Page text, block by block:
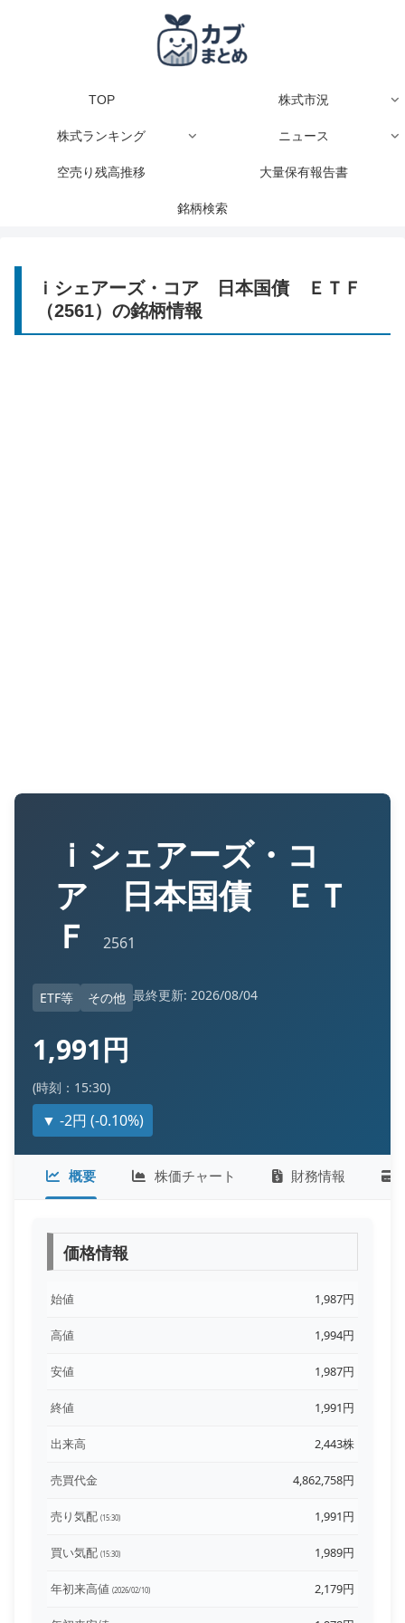
TOP 株式市況
株式ランキング ニュース
空売り残高推移 大量保有報告書
銘柄検索
ｉシェアーズ・コア 日本国債 ＥＴＦ
（2561）の銘柄情報
ｉシェアーズ・コ
ア 日本国債 ＥＴ
Ｆ
2561
ETF等 その他 最終更新: 2026/08/04
1,991円
(時刻：15:30)
▼ -2円 (-0.10%)
概要 株価チャート 財務情報
価格情報
始値 1,987円
高値 1,994円
安値 1,987円
終値 1,991円
出来高 2,443株
売買代金 4,862,758円
売り気配 (15:30) 1,991円
買い気配 (15:30) 1,989円
年初来高値 (2026/02/10) 2,179円